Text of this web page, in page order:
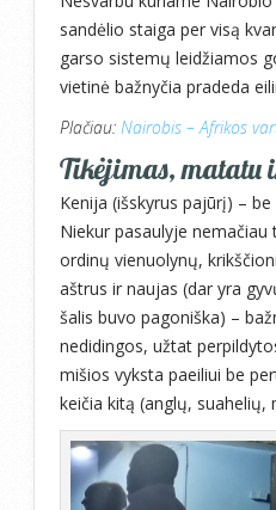
sandėlio staiga per visą
garso sistemų leidžiamos
vietinė bažnyčia pradeda
Plačiau: Nairobis – Afrikos
Tikėjimas, matatu
Kenija (išskyrus pajūrį) –
Niekur pasaulyje
ordinų vienuolynų,
aštrus ir naujas (dar yra
šalis buvo pagoniška) –
nedidingos, užtat
mišios vyksta paeiliui be
keičia kitą (anglų,